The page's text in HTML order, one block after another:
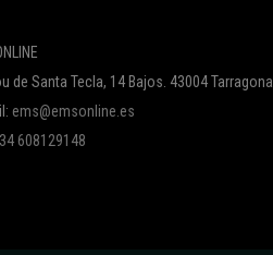
de Santa Tecla, 14 Bajos. 43004 Tarragona
ems@emsonline.es
608129148